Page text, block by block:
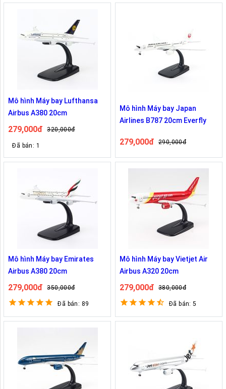
Mô hình Máy bay Lufthansa
Airbus A380 20cm
279,000đ 320,000đ
Đã bán: 1
Mô hình Máy bay Japan
Airlines B787 20cm Everfly
279,000đ 290,000đ
Mô hình Máy bay Emirates
Airbus A380 20cm
279,000đ 350,000đ
Đã bán: 89
Mô hình Máy bay Vietjet Air
Airbus A320 20cm
279,000đ 380,000đ
Đã bán: 5